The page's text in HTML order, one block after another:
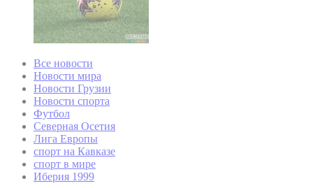
Все новости
Новости мира
Новости Грузии
Новости спорта
Футбол
Северная Осетия
Лига Европы
спорт на Кавказе
спорт в мире
Иберия 1999